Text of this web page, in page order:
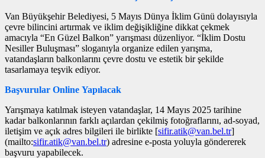
Van Büyükşehir Belediyesi, 5 Mayıs Dünya İklim Günü dolayısıyla
çevre bilincini artırmak ve iklim değişikliğine dikkat çekmek
amacıyla “En Güzel Balkon” yarışması düzenliyor. “İklim Dostu
Nesiller Buluşması” sloganıyla organize edilen yarışma,
vatandaşların balkonlarını çevre dostu ve estetik bir şekilde
tasarlamaya teşvik ediyor.
Başvurular Online Yapılacak
Yarışmaya katılmak isteyen vatandaşlar, 14 Mayıs 2025 tarihine
kadar balkonlarının farklı açılardan çekilmiş fotoğraflarını, ad-soyad,
iletişim ve açık adres bilgileri ile birlikte [sifir.atik@van.bel.tr]
(mailto:sifir.atik@van.bel.tr) adresine e-posta yoluyla göndererek
başvuru yapabilecek.